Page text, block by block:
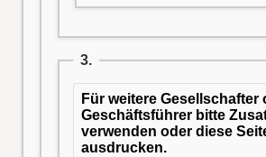
3.
Für weitere Gesellschafter
Geschäftsführer bitte
verwenden oder diese
ausdrucken.